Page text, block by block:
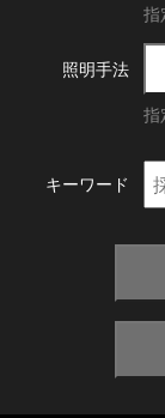
指
照明手法
指
キーワード